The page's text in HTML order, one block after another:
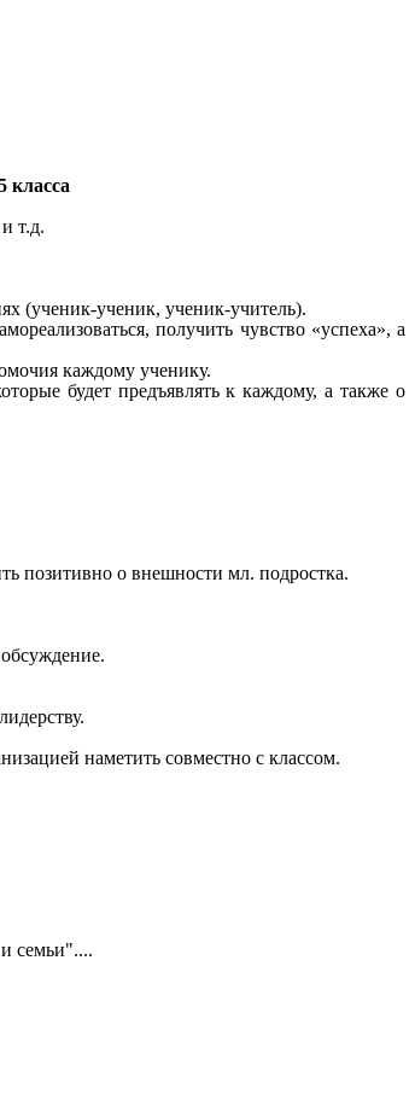
класса
т.д.
(ученик-ученик, ученик-учитель).
получить чувство «успеха», а
каждому ученику.
будет предъявлять к каждому, а также о
позитивно о внешности мл. подростка.
наметить совместно с классом.
семьи"....